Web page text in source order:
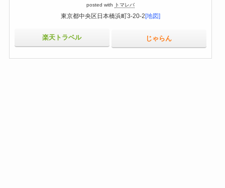
posted with トマレバ
東京都中央区日本橋浜町3-20-2 [地図]
楽天トラベル じゃらん